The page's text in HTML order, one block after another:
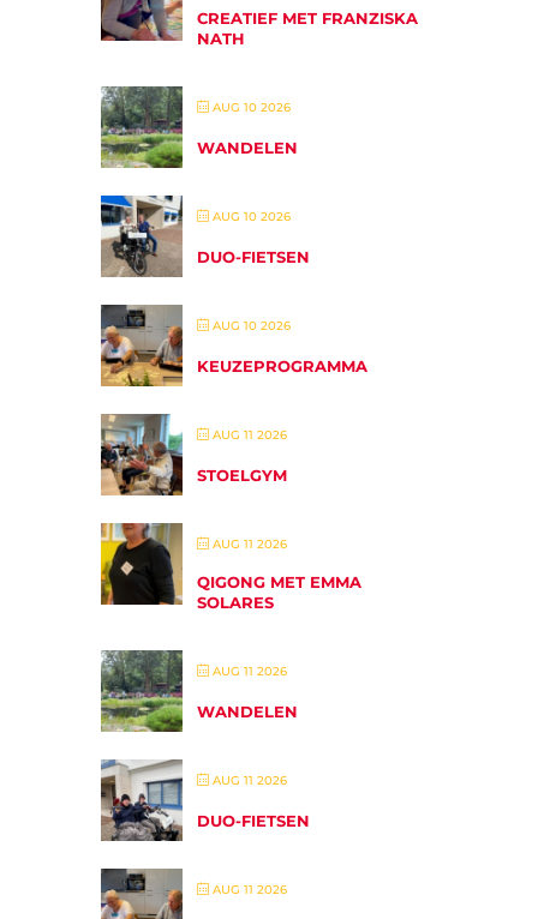
CREATIEF MET FRANZISKA
NATH
AUG 10 2026
WANDELEN
AUG 10 2026
DUO-FIETSEN
AUG 10 2026
KEUZEPROGRAMMA
AUG 11 2026
STOELGYM
AUG 11 2026
QIGONG MET EMMA
SOLARES
AUG 11 2026
WANDELEN
AUG 11 2026
DUO-FIETSEN
AUG 11 2026